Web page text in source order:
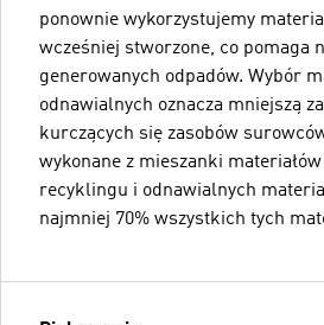
ponownie wykorzystujemy
wcześniej stworzone, co pomaga
generowanych odpadów. Wybór
odnawialnych oznacza mniejszą
kurczących się zasobów
wykonane z mieszanki
recyklingu i odnawialnych
najmniej 70% wszystkich tych